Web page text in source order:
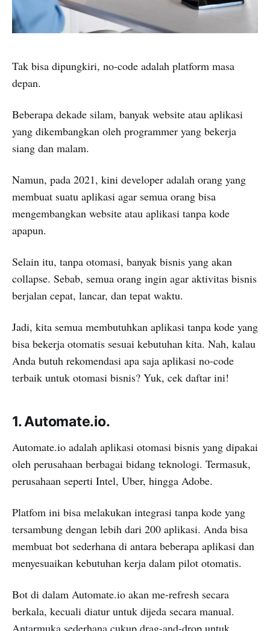
Tak bisa dipungkiri, no-code adalah platform masa
depan.
Beberapa dekade silam, banyak website atau aplikasi
yang dikembangkan oleh programmer yang bekerja
siang dan malam.
Namun, pada 2021, kini developer adalah orang yang
membuat suatu aplikasi agar semua orang bisa
mengembangkan website atau aplikasi tanpa kode
apapun.
Selain itu, tanpa otomasi, banyak bisnis yang akan
collapse. Sebab, semua orang ingin agar aktivitas bisnis
berjalan cepat, lancar, dan tepat waktu.
Jadi, kita semua membutuhkan aplikasi tanpa kode yang
bisa bekerja otomatis sesuai kebutuhan kita. Nah, kalau
Anda butuh rekomendasi apa saja aplikasi no-code
terbaik untuk otomasi bisnis? Yuk, cek daftar ini!
1. Automate.io.
Automate.io adalah aplikasi otomasi bisnis yang dipakai
oleh perusahaan berbagai bidang teknologi. Termasuk,
perusahaan seperti Intel, Uber, hingga Adobe.
Platfom ini bisa melakukan integrasi tanpa kode yang
tersambung dengan lebih dari 200 aplikasi. Anda bisa
membuat bot sederhana di antara beberapa aplikasi dan
menyesuaikan kebutuhan kerja dalam pilot otomatis.
Bot di dalam Automate.io akan me-refresh secara
berkala, kecuali diatur untuk dijeda secara manual.